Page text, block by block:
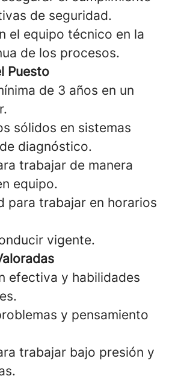
de seguridad.
el equipo técnico en la
de los procesos.
Puesto
de 3 años en un
sólidos en sistemas
diagnóstico.
trabajar de manera
equipo.
para trabajar en horarios
vigente.
efectiva y habilidades
y pensamiento
trabajar bajo presión y